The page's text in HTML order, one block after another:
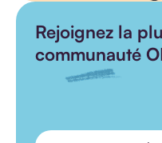
Rejoignez la
communauté